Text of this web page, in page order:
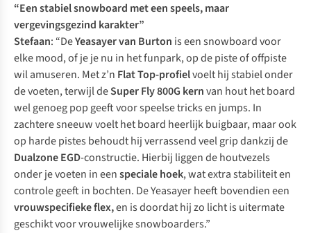
“Een stabiel snowboard met een speels, maar
vergevingsgezind karakter”
Stefaan: “DeYeasayervan Burton is een snowboard voor
elkemood, of je je nu in het funpark, op de piste of offpiste
wil amuseren. Met z’n Flat Top-profielvoelt hij stabiel onder
de voeten, terwijl deSuper Fly 800G kernvan hout het board
wel genoeg pop geeft voor speelse tricks en jumps. In
zachtere sneeuw voelt het board heerlijk buigbaar, maar ook
op harde pistes behoudt hij verrassend veel grip dankzij de
Dualzone EGD-constructie. Hierbij liggen de houtvezels
onder je voeten in eenspeciale hoek, wat extra stabiliteit en
controle geeft in bochten. De Yeasayer heeft bovendien een
vrouwspecifieke flex,en is doordat hij zo licht is uitermate
geschikt voor vrouwelijke snowboarders.”